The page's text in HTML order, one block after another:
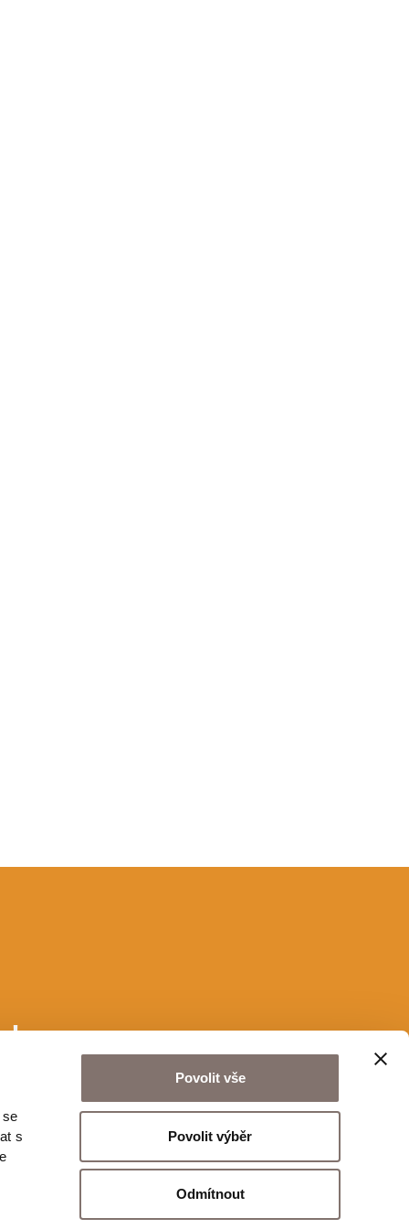
s
Povolit vše
Povolit výběr
Odmítnout